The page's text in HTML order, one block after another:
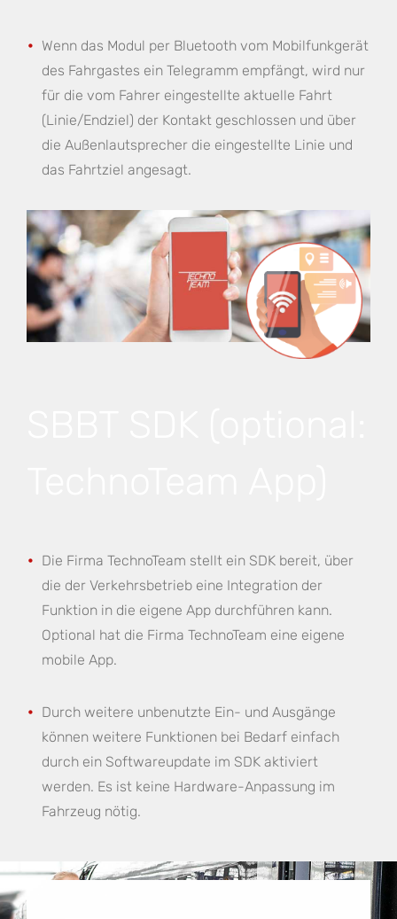
Wenn das Modul per Bluetooth vom Mobilfunkgerät
des Fahrgastes ein Telegramm empfängt, wird nur
für die vom Fahrer eingestellte aktuelle Fahrt
(Linie/Endziel) der Kontakt geschlossen und über
die Außenlautsprecher die eingestellte Linie und
das Fahrtziel angesagt.
Die Firma TechnoTeam stellt ein SDK bereit, über
die der Verkehrsbetrieb eine Integration der
Funktion in die eigene App durchführen kann.
Optional hat die Firma TechnoTeam eine eigene
mobile App.
Durch weitere unbenutzte Ein- und Ausgänge
können weitere Funktionen bei Bedarf einfach
durch ein Softwareupdate im SDK aktiviert
werden. Es ist keine Hardware-Anpassung im
Fahrzeug nötig.